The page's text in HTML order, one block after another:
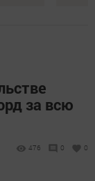
за всю
476 0 0